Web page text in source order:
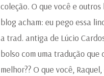
coleção. O que você e
blog acham: eu pego essa
a trad. antiga de Lúcio
bolso com uma tradução que
melhor?? O que você,